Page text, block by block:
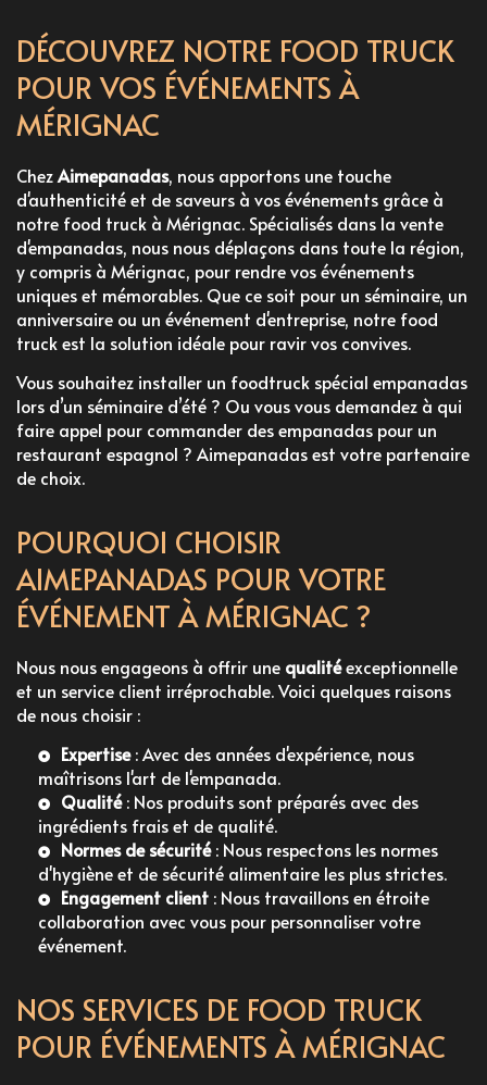
DÉCOUVREZ NOTRE FOOD TRUCK
POUR VOS ÉVÉNEMENTS À
MÉRIGNAC
ChezAimepanadas, nous apportons une touche
d'authenticité et de saveurs à vos événements grâce à
notre food truck à Mérignac. Spécialisés dans la vente
d'empanadas, nous nous déplaçons dans toute la région,
y compris à Mérignac, pour rendre vos événements
uniques et mémorables. Que ce soit pour un séminaire, un
anniversaire ou un événement d'entreprise, notre food
truck est la solution idéale pour ravir vos convives.
Vous souhaitez installer un foodtruck spécial empanadas
lors d’un séminaire d’été ? Ou vous vous demandez à qui
faire appel pour commander des empanadas pour un
restaurant espagnol ? Aimepanadas est votre partenaire
de choix.
POURQUOI CHOISIR
AIMEPANADAS POUR VOTRE
ÉVÉNEMENT À MÉRIGNAC ?
Nous nous engageons à offrir une qualitéexceptionnelle
et un service client irréprochable. Voici quelques raisons
de nous choisir :
Expertise: Avec des années d'expérience, nous
maîtrisons l'art de l'empanada.
Qualité: Nos produits sont préparés avec des
ingrédients frais et de qualité.
Normes de sécurité: Nous respectons les normes
d'hygiène et de sécurité alimentaire les plus strictes.
Engagement client : Nous travaillons en étroite
collaboration avec vous pour personnaliser votre
événement.
NOS SERVICES DE FOOD TRUCK
POUR ÉVÉNEMENTS À MÉRIGNAC